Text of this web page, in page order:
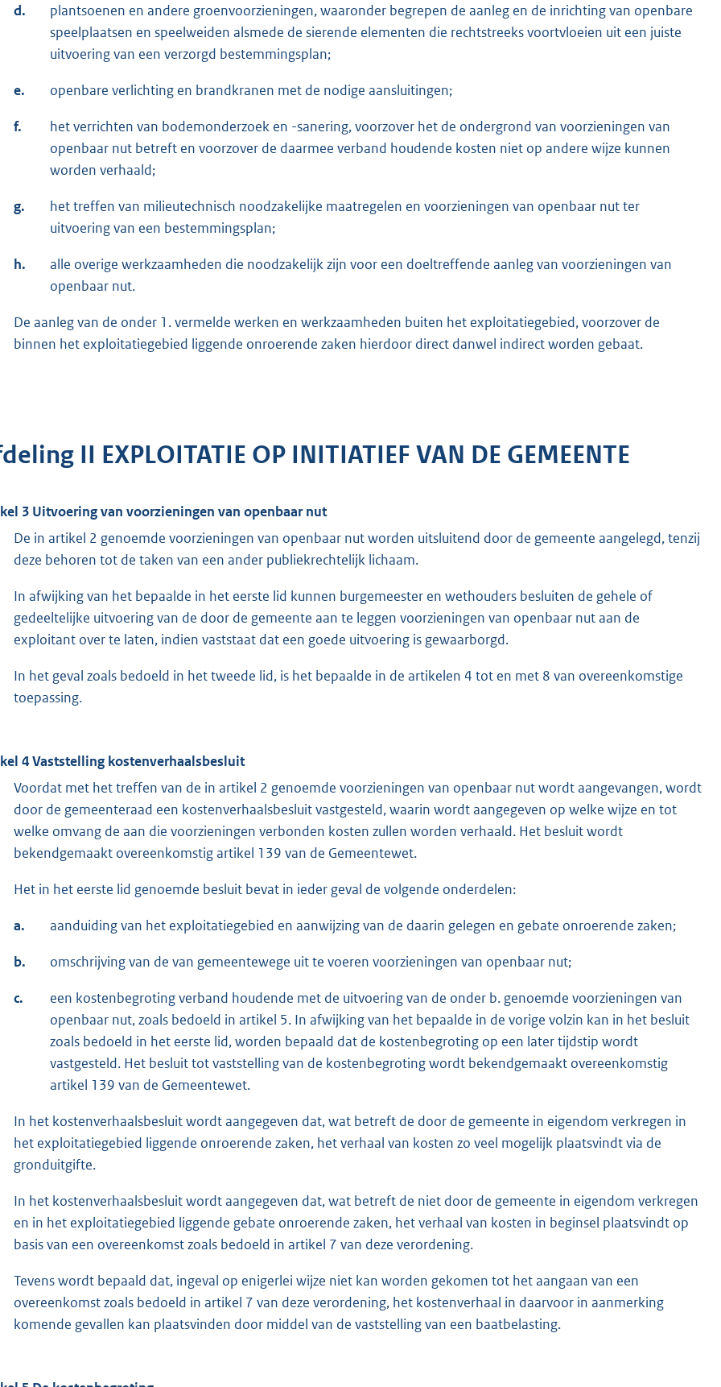
d.
plantsoenen en andere groenvoorzieningen, waaronder begrepen de aanleg en de inrichting van openbare
speelplaatsen en speelweiden alsmede de sierende elementen die rechtstreeks voortvloeien uit een juiste
uitvoering van een verzorgd bestemmingsplan;
e. openbare verlichting en brandkranen met de nodige aansluitingen;
f.
het verrichten van bodemonderzoek en -sanering, voorzover het de ondergrond van voorzieningen van
openbaar nut betreft en voorzover de daarmee verband houdende kosten niet op andere wijze kunnen
worden verhaald;
g.
het treffen van milieutechnisch noodzakelijke maatregelen en voorzieningen van openbaar nut ter
uitvoering van een bestemmingsplan;
h.
alle overige werkzaamheden die noodzakelijk zijn voor een doeltreffende aanleg van voorzieningen van
openbaar nut.
De aanleg van de onder 1. vermelde werken en werkzaamheden buiten het exploitatiegebied, voorzover de
binnen het exploitatiegebied liggende onroerende zaken hierdoor direct danwel indirect worden gebaat.
II EXPLOITATIE OP INITIATIEF VAN DE GEMEENTE
3 Uitvoering van voorzieningen van openbaar nut
De in artikel 2 genoemde voorzieningen van openbaar nut worden uitsluitend door de gemeente aangelegd, tenzij
deze behoren tot de taken van een ander publiekrechtelijk lichaam.
In afwijking van het bepaalde in het eerste lid kunnen burgemeester en wethouders besluiten de gehele of
gedeeltelijke uitvoering van de door de gemeente aan te leggen voorzieningen van openbaar nut aan de
exploitant over te laten, indien vaststaat dat een goede uitvoering is gewaarborgd.
In het geval zoals bedoeld in het tweede lid, is het bepaalde in de artikelen 4 tot en met 8 van overeenkomstige
toepassing.
4 Vaststelling kostenverhaalsbesluit
Voordat met het treffen van de in artikel 2 genoemde voorzieningen van openbaar nut wordt aangevangen, wordt
door de gemeenteraad een kostenverhaalsbesluit vastgesteld, waarin wordt aangegeven op welke wijze en tot
welke omvang de aan die voorzieningen verbonden kosten zullen worden verhaald. Het besluit wordt
bekendgemaakt overeenkomstig artikel 139 van de Gemeentewet.
Het in het eerste lid genoemde besluit bevat in ieder geval de volgende onderdelen:
a. aanduiding van het exploitatiegebied en aanwijzing van de daarin gelegen en gebate onroerende zaken;
b. omschrijving van de van gemeentewege uit te voeren voorzieningen van openbaar nut;
c.
een kostenbegroting verband houdende met de uitvoering van de onder b. genoemde voorzieningen van
openbaar nut, zoals bedoeld in artikel 5. In afwijking van het bepaalde in de vorige volzin kan in het besluit
zoals bedoeld in het eerste lid, worden bepaald dat de kostenbegroting op een later tijdstip wordt
vastgesteld. Het besluit tot vaststelling van de kostenbegroting wordt bekendgemaakt overeenkomstig
artikel 139 van de Gemeentewet.
In het kostenverhaalsbesluit wordt aangegeven dat, wat betreft de door de gemeente in eigendom verkregen in
het exploitatiegebied liggende onroerende zaken, het verhaal van kosten zo veel mogelijk plaatsvindt via de
gronduitgifte.
In het kostenverhaalsbesluit wordt aangegeven dat, wat betreft de niet door de gemeente in eigendom verkregen
en in het exploitatiegebied liggende gebate onroerende zaken, het verhaal van kosten in beginsel plaatsvindt op
basis van een overeenkomst zoals bedoeld in artikel 7 van deze verordening.
Tevens wordt bepaald dat, ingeval op enigerlei wijze niet kan worden gekomen tot het aangaan van een
overeenkomst zoals bedoeld in artikel 7 van deze verordening, het kostenverhaal in daarvoor in aanmerking
komende gevallen kan plaatsvinden door middel van de vaststelling van een baatbelasting.